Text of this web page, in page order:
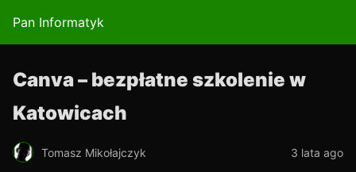
Pan Informatyk
Canva – bezpłatne szkolenie w
Katowicach
Tomasz Mikołajczyk 3 lata ago